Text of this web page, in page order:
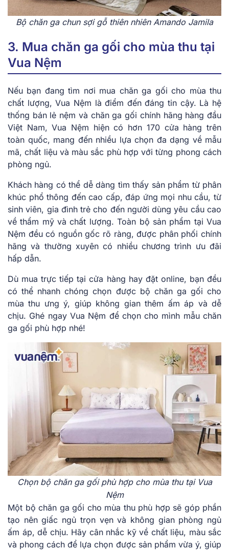
Bộ chăn ga chun sợi gỗ thiên nhiên Amando Jamila
3. Mua chăn ga gối cho mùa thu tại
Vua Nệm
Nếu bạn đang tìm nơi mua chăn ga gối cho mùa thu
chất lượng, Vua Nệm là điểm đến đáng tin cậy. Là hệ
thống bán lẻ nệm và chăn ga gối chính hãng hàng đầu
Việt Nam, Vua Nệm hiện có hơn 170 cửa hàng trên
toàn quốc, mang đến nhiều lựa chọn đa dạng về mẫu
mã, chất liệu và màu sắc phù hợp với từng phong cách
phòng ngủ.
Khách hàng có thể dễ dàng tìm thấy sản phẩm từ phân
khúc phổ thông đến cao cấp, đáp ứng mọi nhu cầu, từ
sinh viên, gia đình trẻ cho đến người dùng yêu cầu cao
về thẩm mỹ và chất lượng. Toàn bộ sản phẩm tại Vua
Nệm đều có nguồn gốc rõ ràng, được phân phối chính
hãng và thường xuyên có nhiều chương trình ưu đãi
hấp dẫn.
Dù mua trực tiếp tại cửa hàng hay đặt online, bạn đều
có thể nhanh chóng chọn được bộ chăn ga gối cho
mùa thu ưng ý, giúp không gian thêm ấm áp và dễ
chịu. Ghé ngay Vua Nệm để chọn cho mình mẫu chăn
ga gối phù hợp nhé!
Chọn bộ chăn ga gối phù hợp cho mùa thu tại Vua
Nệm
Một bộ chăn ga gối cho mùa thu phù hợp sẽ góp phần
tạo nên giấc ngủ trọn vẹn và không gian phòng ngủ
ấm áp, dễ chịu. Hãy cân nhắc kỹ về chất liệu, màu sắc
và phong cách để lựa chọn được sản phẩm vừa ý, giúp